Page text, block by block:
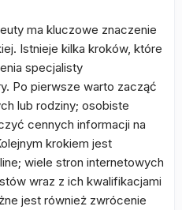
ma kluczowe znaczenie
Istnieje kilka kroków, które
specjalisty
Po pierwsze warto zacząć
lub rodziny; osobiste
cennych informacji na
krokiem jest
wiele stron internetowych
wraz z ich kwalifikacjami
jest również zwrócenie